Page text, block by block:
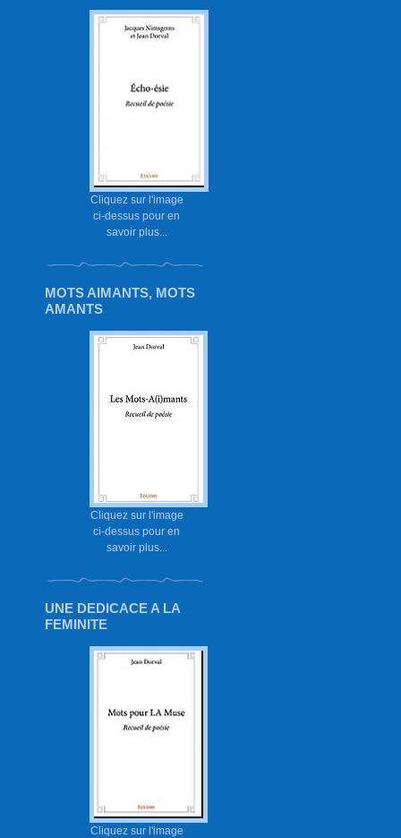
Cliquez sur l'image
ci-dessus pour en
savoir plus...
MOTS AIMANTS, MOTS
AMANTS
Cliquez sur l'image
ci-dessus pour en
savoir plus...
UNE DEDICACE A LA
FEMINITE
Cliquez sur l'image